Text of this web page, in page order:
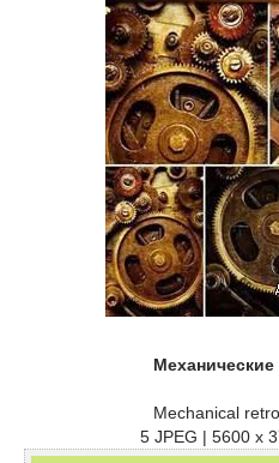
Mechanical
5 JPEG | 5600 x